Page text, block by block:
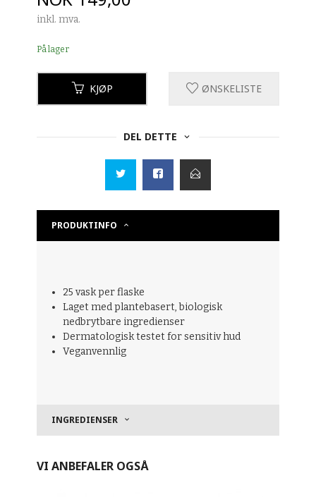
inkl. mva.
På lager
KJØP ØNSKELISTE
DEL DETTE
PRODUKTINFO
25 vask per flaske
Laget med plantebasert, biologisk
nedbrytbare ingredienser
Dermatologisk testet for sensitiv hud
Veganvennlig
INGREDIENSER
VI ANBEFALER OGSÅ